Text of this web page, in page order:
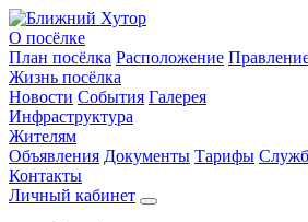
О посёлке
План посёлка Расположение
Жизнь посёлка
Новости События Галерея
Инфраструктура
Жителям
Объявления Документы Тарифы
Контакты
Личный кабинет